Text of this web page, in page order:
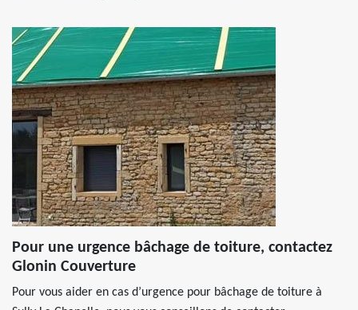
Pour une urgence bâchage de toiture, contactez
Glonin Couverture
Pour vous aider en cas d’urgence pour bâchage de toiture à